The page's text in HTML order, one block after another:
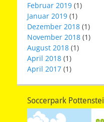
Februar 2019 (1)
Januar 2019 (1)
Dezember 2018 (1)
November 2018 (1)
August 2018 (1)
April 2018 (1)
April 2017 (1)
Soccerpark